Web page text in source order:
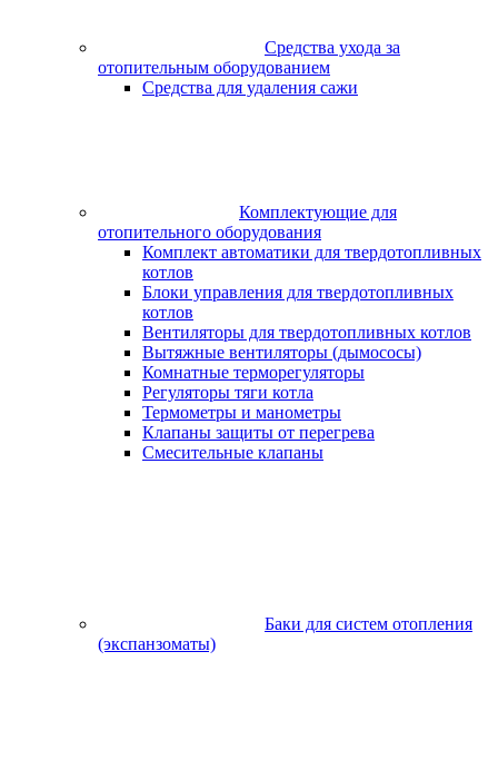
Средства ухода за
отопительным оборудованием
Средства для удаления сажи
Комплектующие для
отопительного оборудования
Комплект автоматики для твердотопливных
котлов
Блоки управления для твердотопливных
котлов
Вентиляторы для твердотопливных котлов
Вытяжные вентиляторы (дымососы)
Комнатные терморегуляторы
Регуляторы тяги котла
Термометры и манометры
Клапаны защиты от перегрева
Смесительные клапаны
Баки для систем отопления
(экспанзоматы)